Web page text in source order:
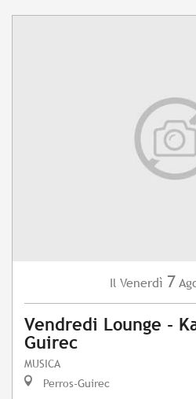
Il Venerdì 7
Vendredi Lounge -
Guirec
MUSICA
Perros-Guirec